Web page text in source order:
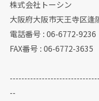
株式会社トーシン
大阪府大阪市天王寺区逢
電話番号 : 06-6772-9236
FAX番号 : 06-6772-3635
--